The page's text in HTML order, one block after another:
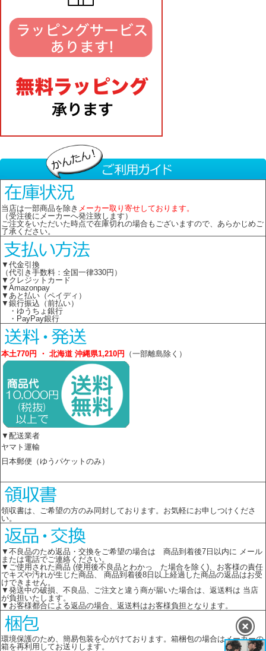
当店は一部商品を除き メーカー取り寄せしております。
（受注後にメーカーへ発注致します）
ご注文をいただいた時点で在庫切れの場合もございますので、あらかじめご
了承ください。
▼代金引換
（代引き手数料：全国一律330円）
▼クレジットカード
▼Amazonpay
▼あと払い（ペイディ）
▼銀行振込（前払い）
・ゆうちょ銀行
・PayPay銀行
本土770円 ・ 北海道 沖縄県1,210円 （一部離島除く）
▼配送業者
ヤマト運輸
日本郵便（ゆうパケットのみ）
領収書は、ご希望の方のみ同封しております。お気軽にお申しつけくださ
い。
▼不良品のため返品・交換をご希望の場合は 商品到着後7日以内に メール
または電話でご連絡ください。
▼ご使用された商品 (使用後不良品とわかっ た場合を除く)、お客様の責任
でキズや汚れが生じた商品、 商品到着後8日以上経過した商品の返品はお受
けできません。
▼発送中の破損、不良品、ご注文と違う商が届いた場合は、返送料は 当店
が負担いたします。
▼お客様都合による返品の場合、返送料はお客様負担となります。
環境保護のため、簡易包装を心がけております。箱梱包の場合はメーカーの
箱を再利用してお送りします。